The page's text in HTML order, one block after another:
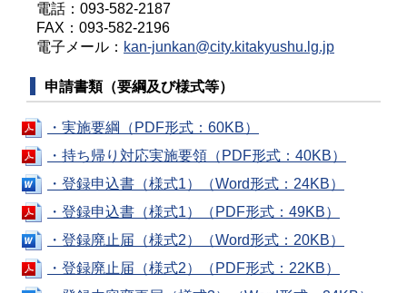
電話：093-582-2187
FAX：093-582-2196
電子メール： kan-junkan@city.kitakyushu.lg.jp
申請書類（要綱及び様式等）
・実施要綱（PDF形式：60KB）
・持ち帰り対応実施要領（PDF形式：40KB）
・登録申込書（様式1）（Word形式：24KB）
・登録申込書（様式1）（PDF形式：49KB）
・登録廃止届（様式2）（Word形式：20KB）
・登録廃止届（様式2）（PDF形式：22KB）